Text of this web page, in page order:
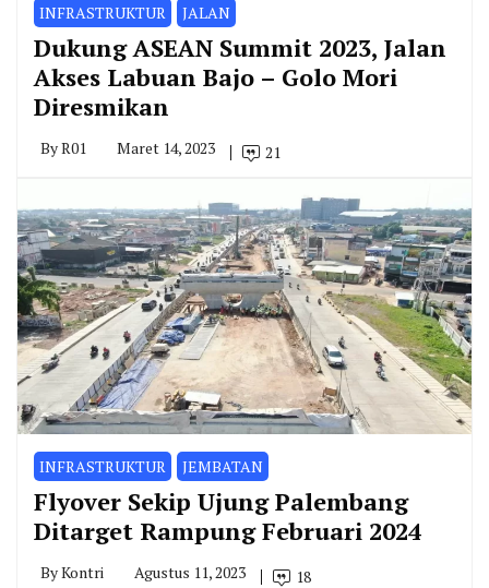
INFRASTRUKTUR JALAN
Dukung ASEAN Summit 2023, Jalan
Akses Labuan Bajo – Golo Mori
Diresmikan
ByR01 Maret 14, 2023 21
INFRASTRUKTUR JEMBATAN
Flyover Sekip Ujung Palembang
Ditarget Rampung Februari 2024
ByKontri Agustus 11, 2023 18